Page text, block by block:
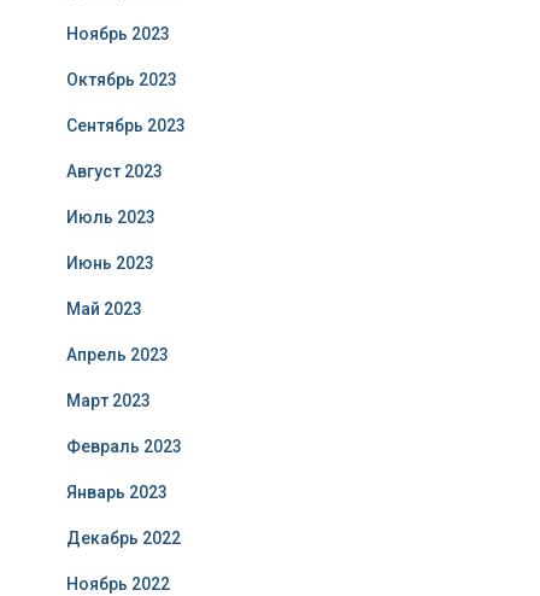
Ноябрь 2023
Октябрь 2023
Сентябрь 2023
Август 2023
Июль 2023
Июнь 2023
Май 2023
Апрель 2023
Март 2023
Февраль 2023
Январь 2023
Декабрь 2022
Ноябрь 2022